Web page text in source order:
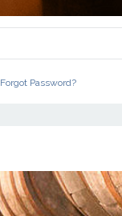
Forgot Password?